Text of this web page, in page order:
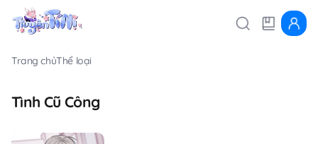
Trang chủThể loại
Tình Cũ Công